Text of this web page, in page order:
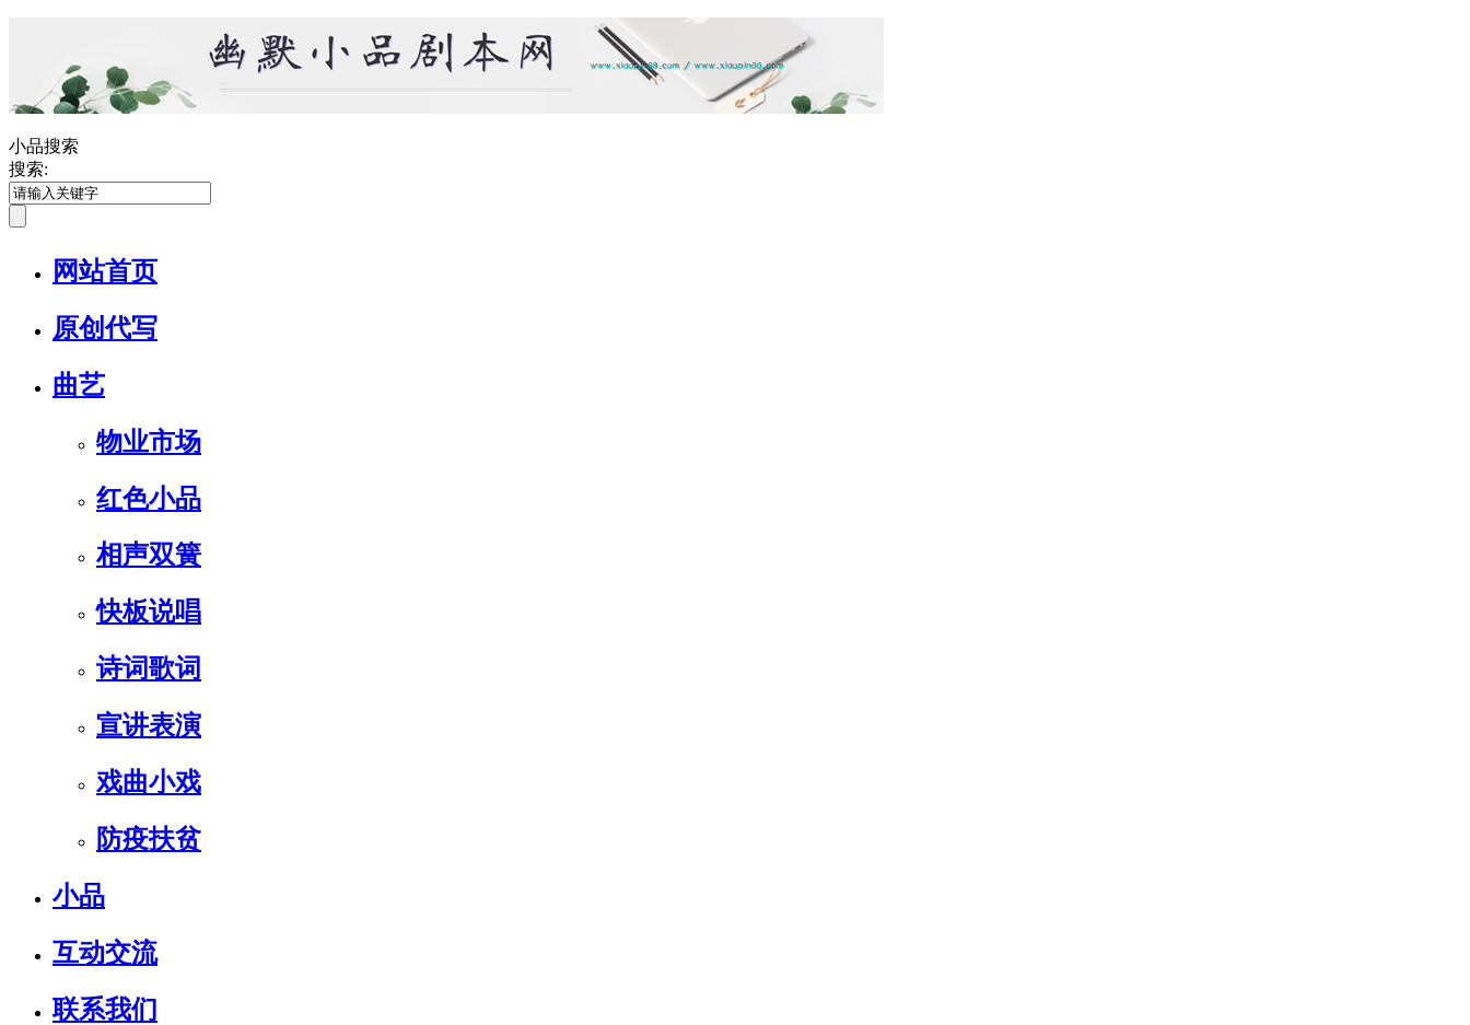
小品搜索
搜索:
网站首页
原创代写
曲艺
物业市场
红色小品
相声双簧
快板说唱
诗词歌词
宣讲表演
戏曲小戏
防疫扶贫
小品
互动交流
联系我们